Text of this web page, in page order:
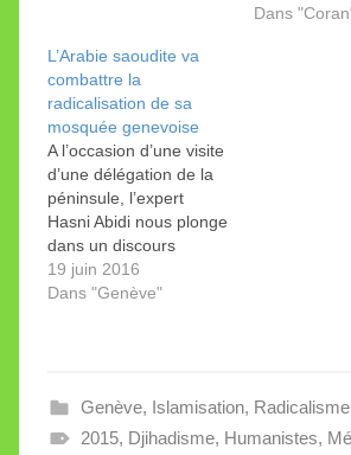
deux djihadistes
suisses. En fait, il sont
trois. Le 12 septembre
2020, un Turco-Suisse
qui veut «venger le
Prophète»…
vendredi)
Dans
L’Arabie saoudite va
combattre la
radicalisation de sa
mosquée genevoise
A l’occasion d’une visite
d’une délégation de la
péninsule, l’expert
Hasni Abidi nous plonge
dans un discours
étonnant sur les
bienfaits du
bref entretien. Celui-ci
m’a rappelé une
19 juin 2016
Dans "Genève"
Genève, Islamisation, Radicalisme
2015, Djihadisme, Humanistes,